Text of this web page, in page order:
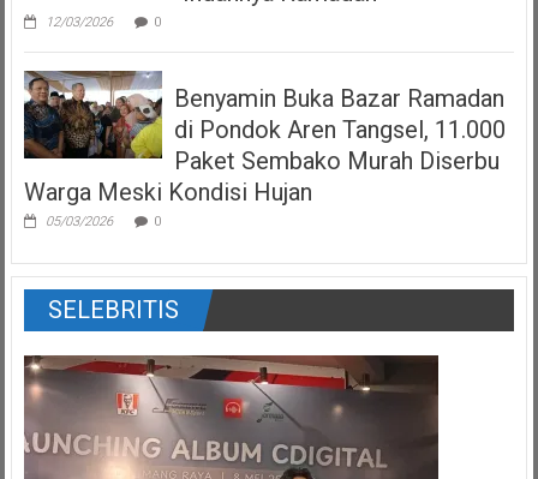
12/03/2026 0
Benyamin Buka Bazar Ramadan
di Pondok Aren Tangsel, 11.000
Paket Sembako Murah Diserbu
Warga Meski Kondisi Hujan
05/03/2026 0
SELEBRITIS